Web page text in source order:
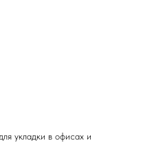
укладки в офисах и